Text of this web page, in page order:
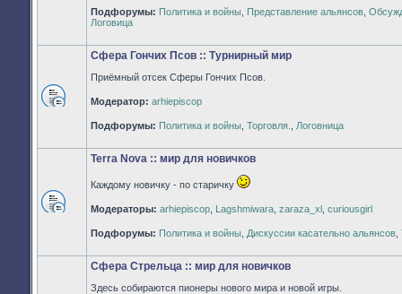
непрочитанных
сообщений
Подфорумы: Политика и войны Представление альянсов
Логовица
непрочитанных
сообщений
Сфера Гончих Псов :: Турнирный мир
Приёмный отсек Сферы Гончих Псов.
Модератор: arhiepiscop
Подфорумы: Политика и войны Торговля. Логовница
сообщений
Terra Nova :: мир для новичков
Каждому новичку - по старичку
Модераторы: arhiepiscop Lagshmiwara zaraza_xl curiousgirl
Подфорумы: Политика и войны Дискуссии касательно альянсов
Сфера Стрельца :: мир для новичков
Здесь собираются пионеры нового мира и новой игры.